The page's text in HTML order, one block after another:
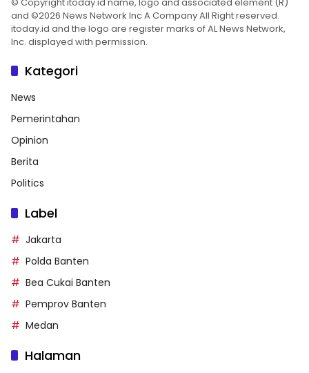
and ©2026 News Network Inc A Company All Right reserved.
itoday.id and the logo are register marks of AL News Network,
Inc. displayed with permission.
Kategori
News
Pemerintahan
Opinion
Berita
Politics
Label
Jakarta
Polda Banten
Bea Cukai Banten
Pemprov Banten
Medan
Halaman